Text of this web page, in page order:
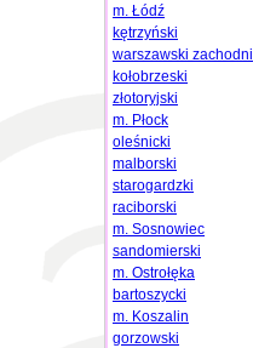
m. Łódź
kętrzyński
warszawski zachodni
kołobrzeski
złotoryjski
m. Płock
oleśnicki
malborski
starogardzki
raciborski
m. Sosnowiec
sandomierski
m. Ostrołęka
bartoszycki
m. Koszalin
gorzowski